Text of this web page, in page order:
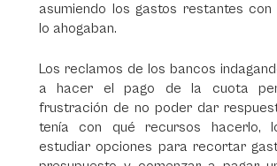
asumiendo los gastos restantes
lo ahogaban.
Los reclamos de los bancos
a hacer el pago de la cuota
frustración de no poder dar
tenía con qué recursos hacerlo,
estudiar opciones para recortar